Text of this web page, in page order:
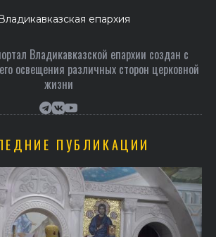
Владикавказской епархии создан c
освещения различных сторон церковной
жизни
ПУБЛИКАЦИИ